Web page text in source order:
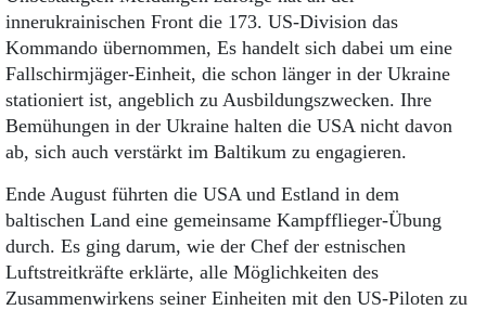
innerukrainischen Front die 173. US-Division das
Kommando übernommen, Es handelt sich dabei um eine
Fallschirmjäger-Einheit, die schon länger in der Ukraine
stationiert ist, angeblich zu Ausbildungszwecken. Ihre
Bemühungen in der Ukraine halten die USA nicht davon
ab, sich auch verstärkt im Baltikum zu engagieren.
Ende August führten die USA und Estland in dem
baltischen Land eine gemeinsame Kampfflieger-Übung
durch. Es ging darum, wie der Chef der estnischen
Luftstreitkräfte erklärte, alle Möglichkeiten des
Zusammenwirkens seiner Einheiten mit den US-Piloten zu